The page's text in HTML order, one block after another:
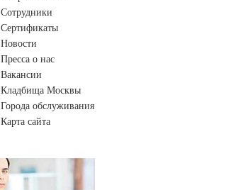
Сотрудники
Сертификаты
Новости
Пресса о нас
Вакансии
Кладбища Москвы
Города обслуживания
Карта сайта